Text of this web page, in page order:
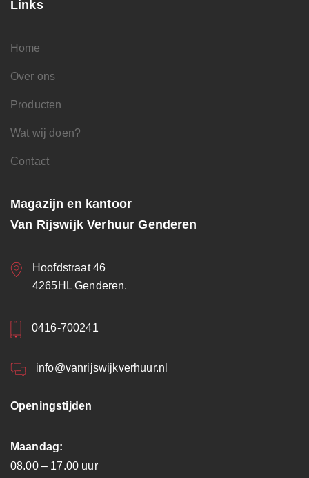
Links
Home
Over ons
Producten
Wat wij doen?
Contact
Magazijn en kantoor
Van Rijswijk Verhuur Genderen
Hoofdstraat 46
4265HL Genderen.
0416-700241
info@vanrijswijkverhuur.nl
Openingstijden
Maandag:
08.00 – 17.00 uur